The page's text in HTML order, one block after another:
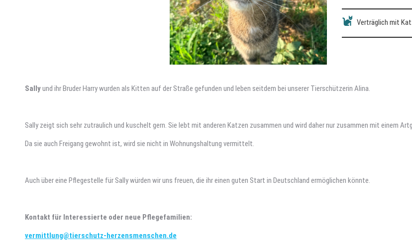
Verträglich mit
Sallyund ihr Bruder Harry wurden als Kitten auf der Straße gefunden und leben seitdem bei unserer Tierschützerin Alina.
Sally zeigt sich sehr zutraulich und kuschelt gern. Sie lebt mit anderen Katzen zusammen und wird daher nur zusammen mit einem
Da sie auch Freigang gewohnt ist, wird sie nicht in Wohnungshaltung vermittelt.
Auch über eine Pflegestelle für Sally würden wir uns freuen, die ihr einen guten Start in Deutschland ermöglichen könnte.
Kontakt für Interessierte oder neue Pflegefamilien:
vermittlung@tierschutz-herzensmenschen.de